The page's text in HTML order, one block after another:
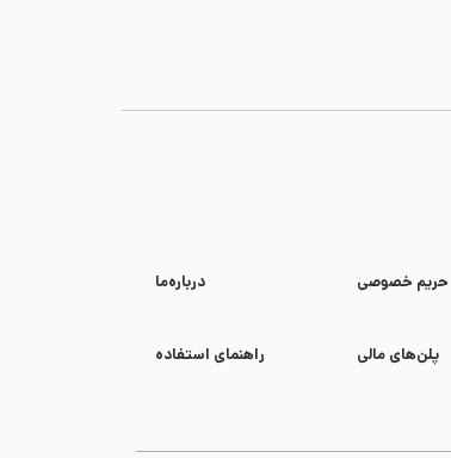
درباره‌ما حریم خصوصی
راهنمای استفاده پلن‌های مالی